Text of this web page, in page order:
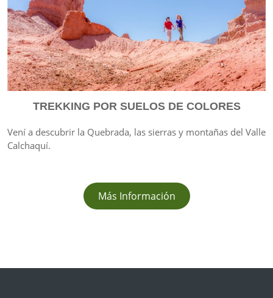
TREKKING POR SUELOS DE COLORES
Vení a descubrir la Quebrada, las sierras y montañas del Valle
Calchaquí.
Más Información